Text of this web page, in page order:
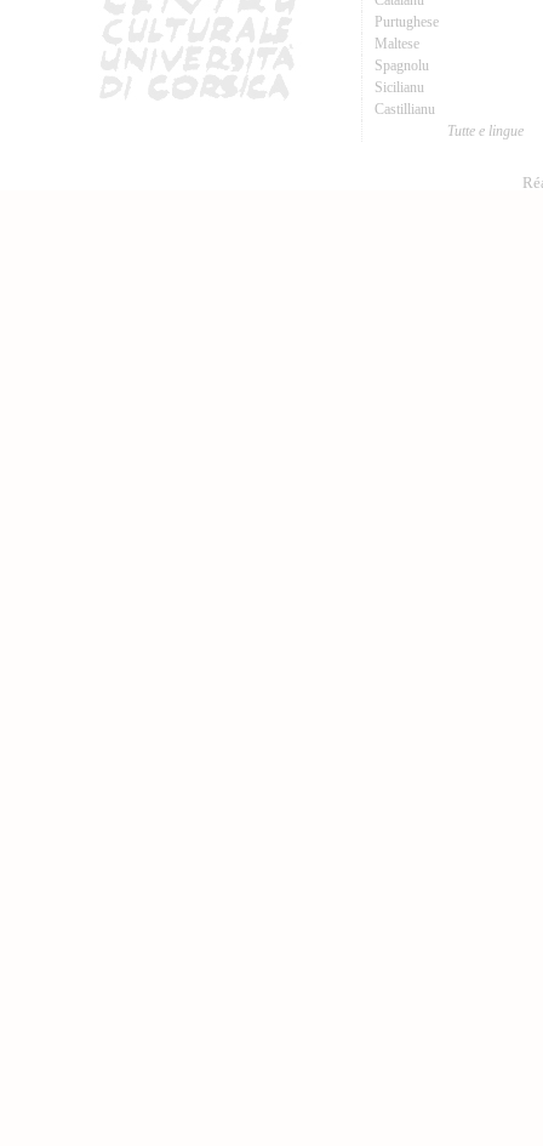
Purtughese
Maltese
Spagnolu
Sicilianu
Castillianu
Tutte e lingue